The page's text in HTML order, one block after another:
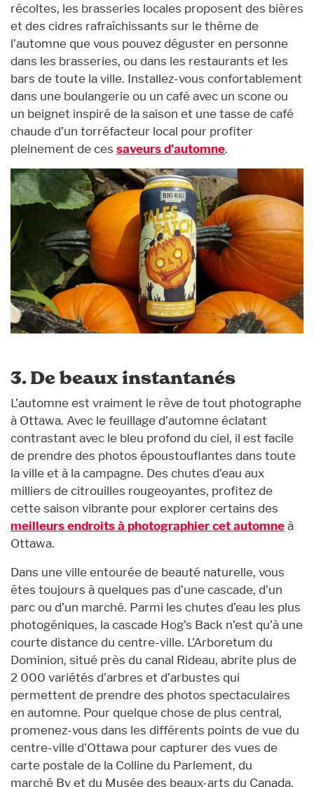
récoltes, les brasseries locales proposent des bières
et des cidres rafraîchissants sur le thème de
l’automne que vous pouvez déguster en personne
dans les brasseries, ou dans les restaurants et les
bars de toute la ville. Installez-vous confortablement
dans une boulangerie ou un café avec un scone ou
un beignet inspiré de la saison et une tasse de café
chaude d’un torréfacteur local pour profiter
pleinement de ces saveurs d’automne.
3. De beaux instantanés
L’automne est vraiment le rêve de tout photographe
à Ottawa. Avec le feuillage d’automne éclatant
contrastant avec le bleu profond du ciel, il est facile
de prendre des photos époustouflantes dans toute
la ville et à la campagne. Des chutes d’eau aux
milliers de citrouilles rougeoyantes, profitez de
cette saison vibrante pour explorer certains des
meilleurs endroits à photographier cet automneà
Ottawa.
Dans une ville entourée de beauté naturelle, vous
êtes toujours à quelques pas d’une cascade, d’un
parc ou d’un marché. Parmi les chutes d’eau les plus
photogéniques, la cascade Hog’s Back n’est qu’à une
courte distance du centre-ville. L’Arboretum du
Dominion, situé près du canal Rideau, abrite plus de
2 000 variétés d’arbres et d’arbustes qui
permettent de prendre des photos spectaculaires
en automne. Pour quelque chose de plus central,
promenez-vous dans les différents points de vue du
centre-ville d’Ottawa pour capturer des vues de
carte postale de la Colline du Parlement, du
marché By et du Musée des beaux-arts du Canada,